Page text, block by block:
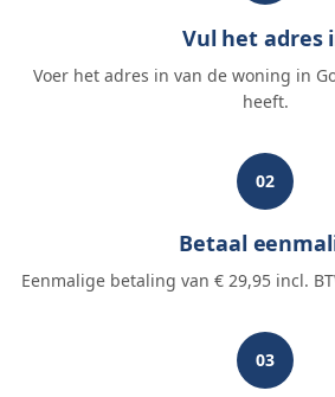
Vul het adres
Voer het adres in van de woning in
heeft.
02
Betaal
Eenmalige betaling van € 29,95 incl.
03